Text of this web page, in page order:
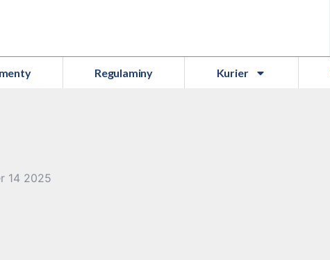
Regulaminy Kurier
14 2025